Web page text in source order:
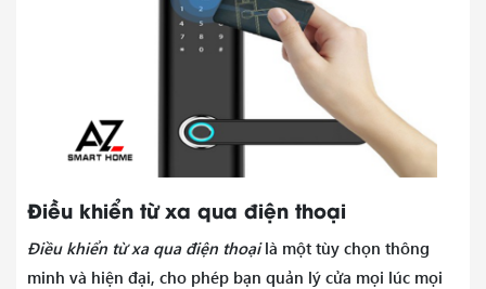
Điều khiển từ xa qua điện thoại
Điều khiển từ xa qua điện thoạilà một tùy chọn thông
minh và hiện đại, cho phép bạn quản lý cửa mọi lúc mọi